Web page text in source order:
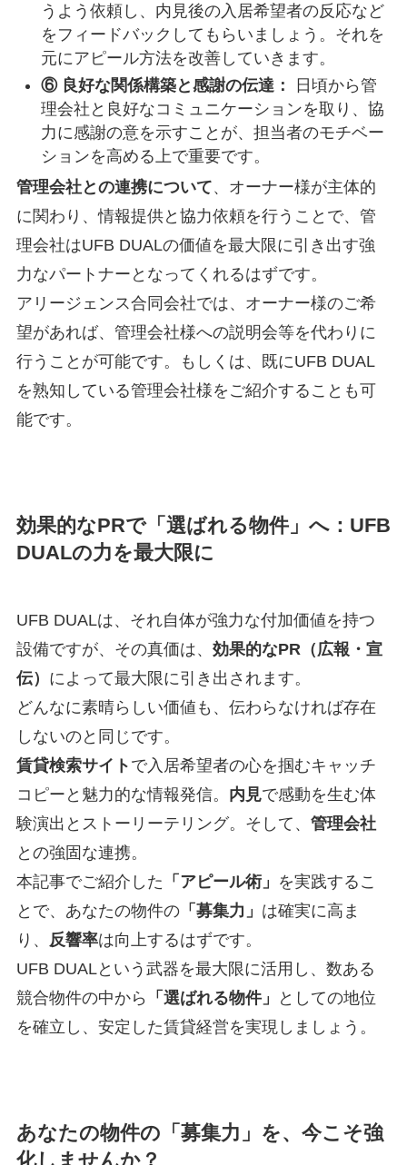
うよう依頼し、内見後の入居希望者の反応など
をフィードバックしてもらいましょう。それを
元にアピール方法を改善していきます。
⑥ 良好な関係構築と感謝の伝達：
日頃から管
理会社と良好なコミュニケーションを取り、協
力に感謝の意を示すことが、担当者のモチベー
ションを高める上で重要です。
管理会社との連携について、オーナー様が主体的
に関わり、情報提供と協力依頼を行うことで、管
理会社はUFB DUALの価値を最大限に引き出す強
力なパートナーとなってくれるはずです。
アリージェンス合同会社では、オーナー様のご希
望があれば、管理会社様への説明会等を代わりに
行うことが可能です。もしくは、既にUFB DUAL
を熟知している管理会社様をご紹介することも可
能です。
効果的なPRで「選ばれる物件」へ：UFB
DUALの力を最大限に
UFB DUALは、それ自体が強力な付加価値を持つ
設備ですが、その真価は、 効果的なPR（広報・宣
伝） によって最大限に引き出されます。
どんなに素晴らしい価値も、伝わらなければ存在
しないのと同じです。
賃貸検索サイト で入居希望者の心を掴むキャッチ
コピーと魅力的な情報発信。 内見で感動を生む体
験演出とストーリーテリング。そして、 管理会社
との強固な連携。
本記事でご紹介した 「アピール術」 を実践するこ
とで、あなたの物件の「募集力」 は確実に高ま
り、
反響率は向上するはずです。
UFB DUALという武器を最大限に活用し、数ある
競合物件の中から
「選ばれる物件」
としての地位
を確立し、安定した賃貸経営を実現しましょう。
あなたの物件の「募集力」を、今こそ強
化しませんか？